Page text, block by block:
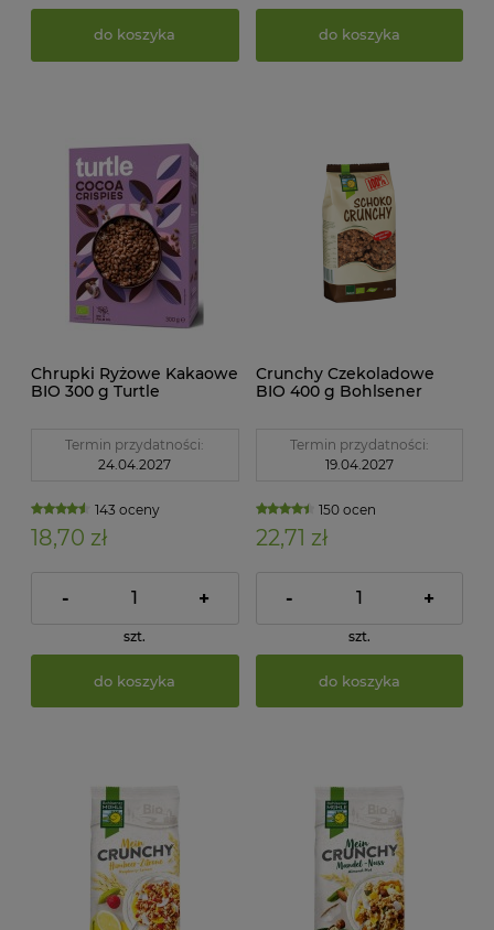
do koszyka do koszyka
Chrupki Ryżowe Kakaowe
BIO 300 g Turtle
Termin przydatności:
24.04.2027
143 oceny
18,70 zł
- +
szt.
do koszyka
Crunchy Czekoladowe
BIO 400 g Bohlsener
Termin przydatności:
19.04.2027
150 ocen
22,71 zł
- +
szt.
do koszyka